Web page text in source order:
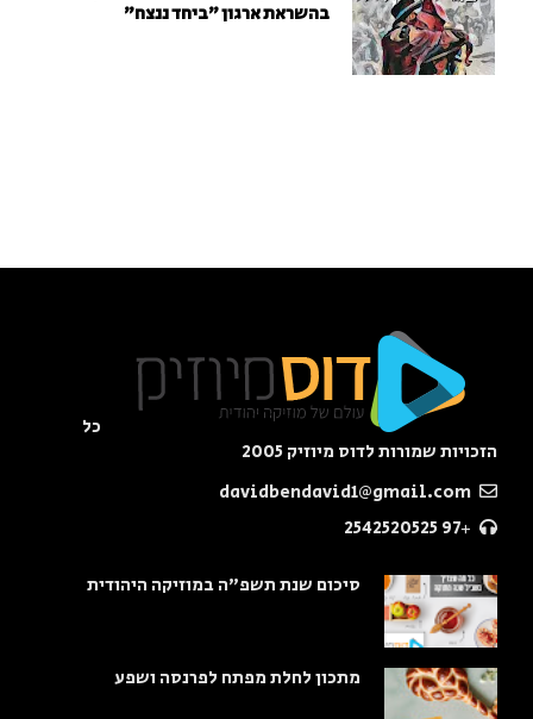
בהשראת ארגון "ביחד ננצח"
כל
הזכויות שמורות לדוס מיוזיק 2005
+97 2542520525
סיכום שנת תשפ"ה במוזיקה היהודית
מתכון לחלת מפתח לפרנסה ושפע